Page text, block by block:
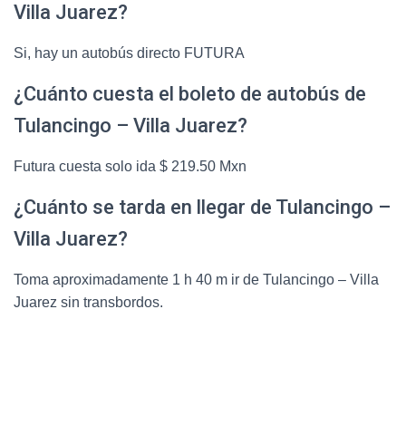
Villa Juarez?
Si, hay un autobús directo FUTURA
¿Cuánto cuesta el boleto de autobús de
Tulancingo – Villa Juarez?
Futura cuesta solo ida $ 219.50 Mxn
¿Cuánto se tarda en llegar de Tulancingo –
Villa Juarez?
Toma aproximadamente 1 h 40 m ir de Tulancingo – Villa
Juarez sin transbordos.